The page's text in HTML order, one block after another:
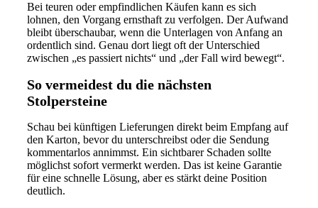
Bei teuren oder empfindlichen Käufen kann es sich
lohnen, den Vorgang ernsthaft zu verfolgen. Der Aufwand
bleibt überschaubar, wenn die Unterlagen von Anfang an
ordentlich sind. Genau dort liegt oft der Unterschied
zwischen „es passiert nichts“ und „der Fall wird bewegt“.
So vermeidest du die nächsten
Stolpersteine
Schau bei künftigen Lieferungen direkt beim Empfang auf
den Karton, bevor du unterschreibst oder die Sendung
kommentarlos annimmst. Ein sichtbarer Schaden sollte
möglichst sofort vermerkt werden. Das ist keine Garantie
für eine schnelle Lösung, aber es stärkt deine Position
deutlich.